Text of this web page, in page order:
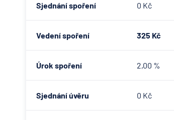
Sjednání spoření 0 Kč
Vedení spoření 325 Kč
Úrok spoření 2,00 %
Sjednání úvěru 0 Kč